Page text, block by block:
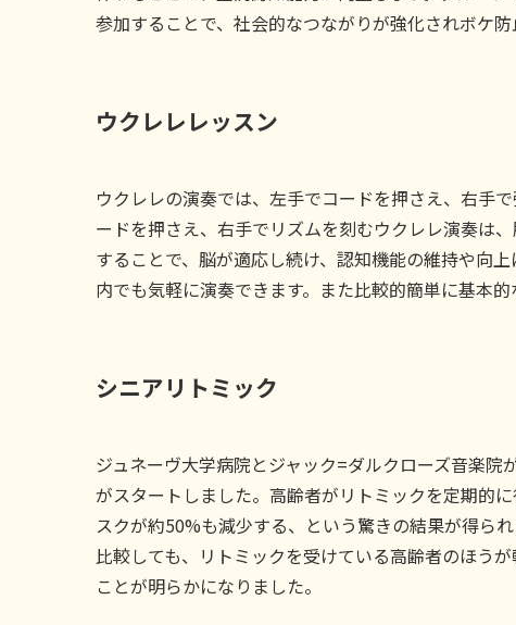
参加することで、社会的なつながりが強化されボケ防
ウクレレレッスン
ウクレレの演奏では、左手でコードを押さえ、右手
ードを押さえ、右手でリズムを刻むウクレレ演奏は
することで、脳が適応し続け、認知機能の維持や向
内でも気軽に演奏できます。また比較的簡単に基本
シニアリトミック
ジュネーヴ大学病院とジャック=ダルクローズ音楽
がスタートしました。高齢者がリトミックを定期的
スクが約50%も減少する、という驚きの結果が得ら
比較しても、リトミックを受けている高齢者のほう
ことが明らかになりました。